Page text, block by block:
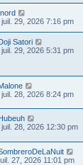
juil. 29, 2026 7:16 pm
Satori
juil. 29, 2026 5:31 pm
juil. 28, 2026 8:24 pm
Hubeuh
juil. 28, 2026 12:30 pm
27, 2026 11:01 pm